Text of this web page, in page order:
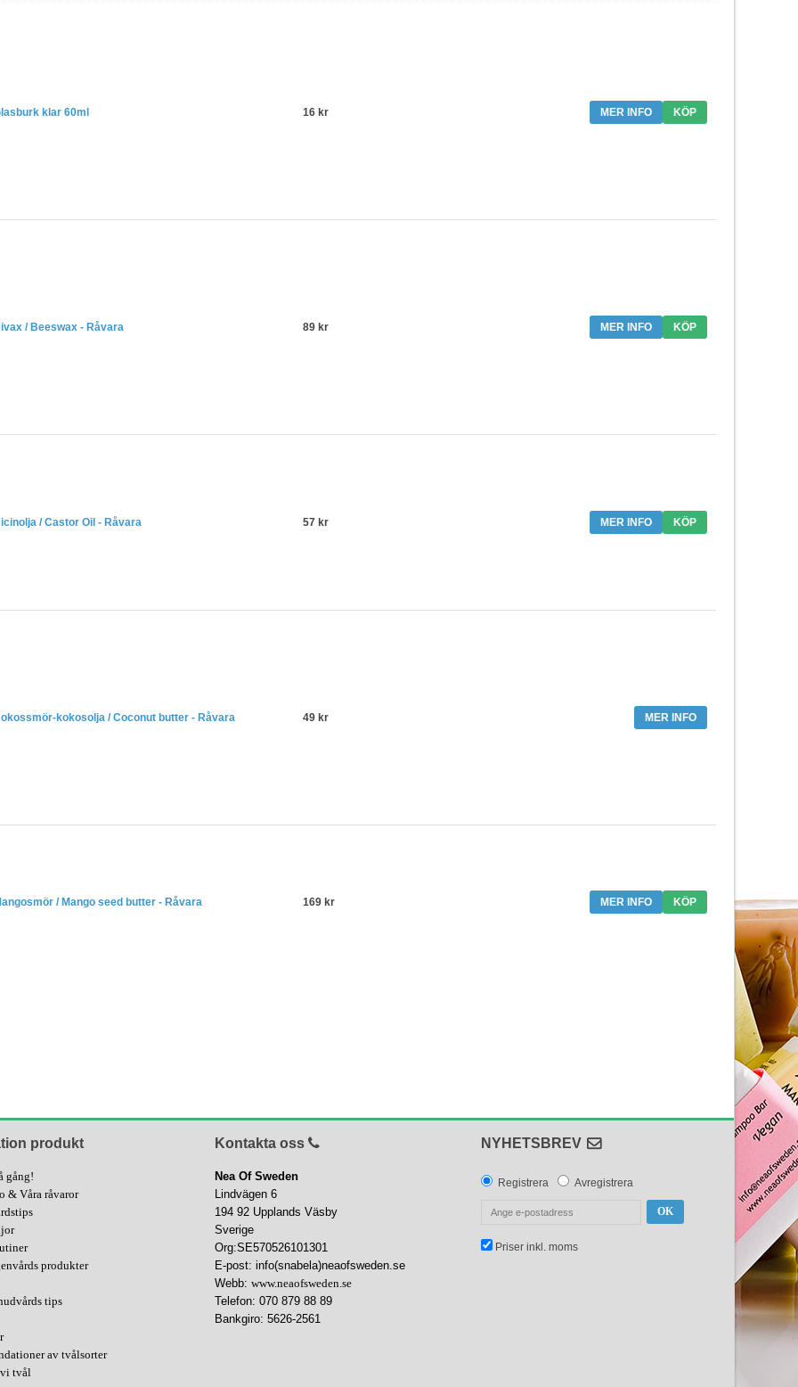
klar 60ml 16 kr KÖP
MER INFO
/ Beeswax - Råvara 89 kr KÖP
MER INFO
/ Castor Oil - Råvara 57 kr KÖP
MER INFO
kokosolja / Coconut butter - Råvara 49 kr MER INFO
/ Mango seed butter - Råvara 169 kr KÖP
MER INFO
produkt
gång!
& Våra råvaror
produkter
tips
av tvålsorter
vi tvål
Kontakta oss
Nea Of Sweden
Lindvägen 6
194 92 Upplands Väsby
Sverige
Org:SE570526101301
E-post: info(snabela)neaofsweden.se
Webb:www.neaofsweden.se
Telefon: 070 879 88 89
Bankgiro: 5626-2561
NYHETSBREV
Registrera Avregistrera
OK
Priser inkl. moms